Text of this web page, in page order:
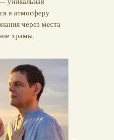
в атмосферу
через места
храмы.